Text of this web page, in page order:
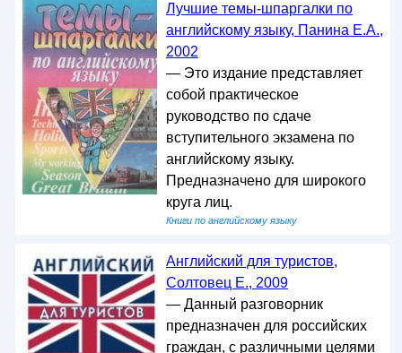
Лучшие темы-шпаргалки по
английскому языку, Панина Е.А.,
2002
— Это издание представляет
собой практическое
руководство по сдаче
вступительного экзамена по
английскому языку.
Предназначено для широкого
круга лиц.
Книги по английскому языку
Английский для туристов,
Солтовец Е., 2009
— Данный разговорник
предназначен для российских
граждан, с различными целями